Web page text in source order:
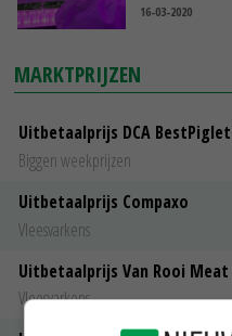
16-03-2020
MARKTPRIJZEN
Uitbetaalprijs DCA
Biggen weekprijzen
Uitbetaalprijs Compaxo
Vleesvarkens
Uitbetaalprijs Van Rooi Meat
Vleesvarkens